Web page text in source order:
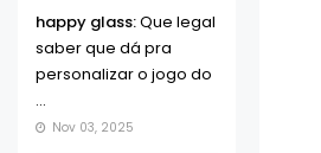
happy glass:Que legal
saber que dá pra
personalizar o jogo do
...
Nov 03, 2025